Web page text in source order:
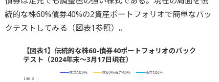
統的な株60%債券40%の2資産ポートフォリオで簡単なバッ
クテストしてみる（図表1参照）。
【図表1】伝統的な株60-債券40ポートフォリオのバック
テスト（2024年末～3月17日現在）